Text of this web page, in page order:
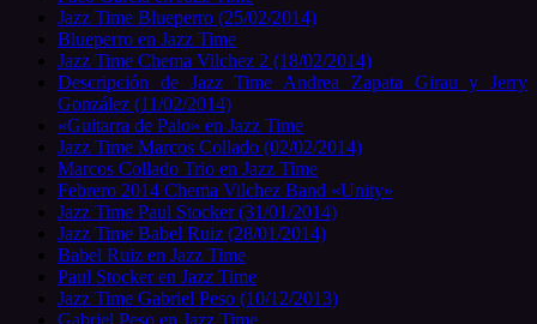
Jazz Time Blueperro (25/02/2014)
Blueperro en Jazz Time
Jazz Time Chema Vilchez 2 (18/02/2014)
Descripción de Jazz Time Andrea Zapata Girau y Jerry
González (11/02/2014)
«Guitarra de Palo» en Jazz Time
Jazz Time Marcos Collado (02/02/2014)
Marcos Collado Trio en Jazz Time
Febrero 2014 Chema Vilchez Band «Unity»
Jazz Time Paul Stocker (31/01/2014)
Jazz Time Babel Ruiz (28/01/2014)
Babel Ruiz en Jazz Time
Paul Stocker en Jazz Time
Jazz Time Gabriel Peso (10/12/2013)
Gabriel Peso en Jazz Time